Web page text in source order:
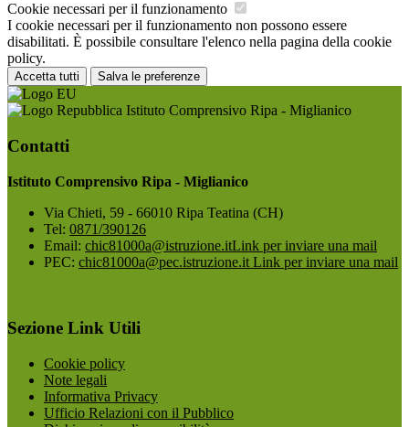
Cookie necessari per il funzionamento
I cookie necessari per il funzionamento non possono essere
disabilitati. È possibile consultare l'elenco nella pagina della cookie
policy.
Accetta tutti Salva le preferenze
Istituto Comprensivo Ripa - Miglianico
Contatti
Istituto Comprensivo Ripa - Miglianico
Via Chieti, 59 - 66010 Ripa Teatina (CH)
Tel: 0871/390126
Email: chic81000a@istruzione.itLink per inviare una mail
PEC: chic81000a@pec.istruzione.it Link per inviare una mail
Sezione Link Utili
Cookie policy
Note legali
Informativa Privacy
Ufficio Relazioni con il Pubblico